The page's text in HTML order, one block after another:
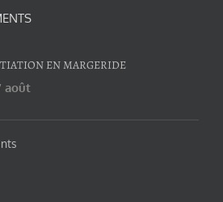
EN MARGERIDE
août